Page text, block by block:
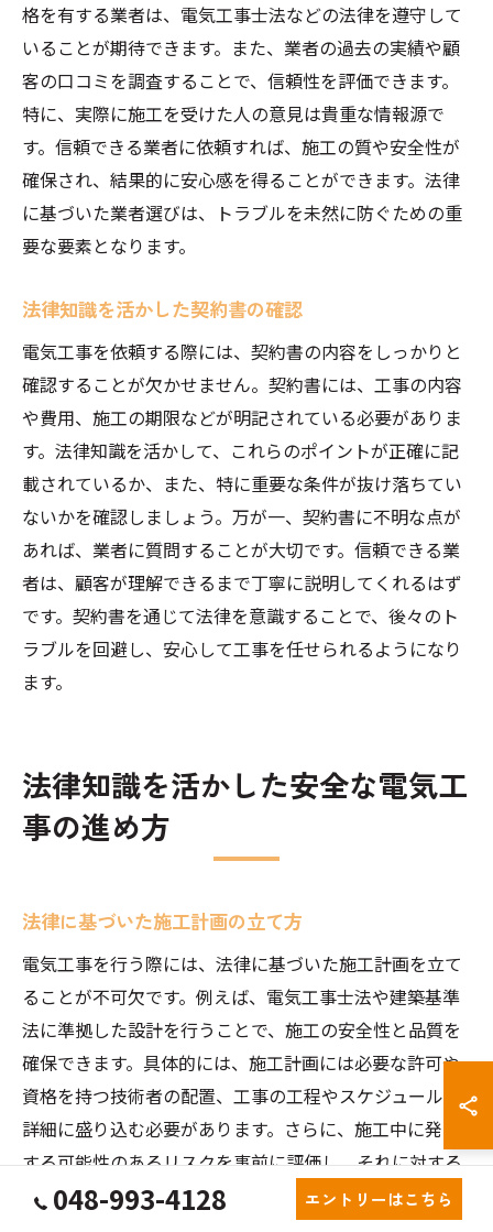
格を有する業者は、電気工事士法などの法律を遵守して
いることが期待できます。また、業者の過去の実績や顧
客の口コミを調査することで、信頼性を評価できます。
特に、実際に施工を受けた人の意見は貴重な情報源で
す。信頼できる業者に依頼すれば、施工の質や安全性が
確保され、結果的に安心感を得ることができます。法律
に基づいた業者選びは、トラブルを未然に防ぐための重
要な要素となります。
法律知識を活かした契約書の確認
電気工事を依頼する際には、契約書の内容をしっかりと
確認することが欠かせません。契約書には、工事の内容
や費用、施工の期限などが明記されている必要がありま
す。法律知識を活かして、これらのポイントが正確に記
載されているか、また、特に重要な条件が抜け落ちてい
ないかを確認しましょう。万が一、契約書に不明な点が
あれば、業者に質問することが大切です。信頼できる業
者は、顧客が理解できるまで丁寧に説明してくれるはず
です。契約書を通じて法律を意識することで、後々のト
ラブルを回避し、安心して工事を任せられるようになり
ます。
法律知識を活かした安全な電気工
事の進め方
法律に基づいた施工計画の立て方
電気工事を行う際には、法律に基づいた施工計画を立て
ることが不可欠です。例えば、電気工事士法や建築基準
法に準拠した設計を行うことで、施工の安全性と品質を
確保できます。具体的には、施工計画には必要な許可や
資格を持つ技術者の配置、工事の工程やスケジュールを
詳細に盛り込む必要があります。さらに、施工中に発生
する可能性のあるリスクを事前に評価し、それに対する
対策を講じることが重要です。これにより、施工に伴う
048-993-4128 エントリーはこちら